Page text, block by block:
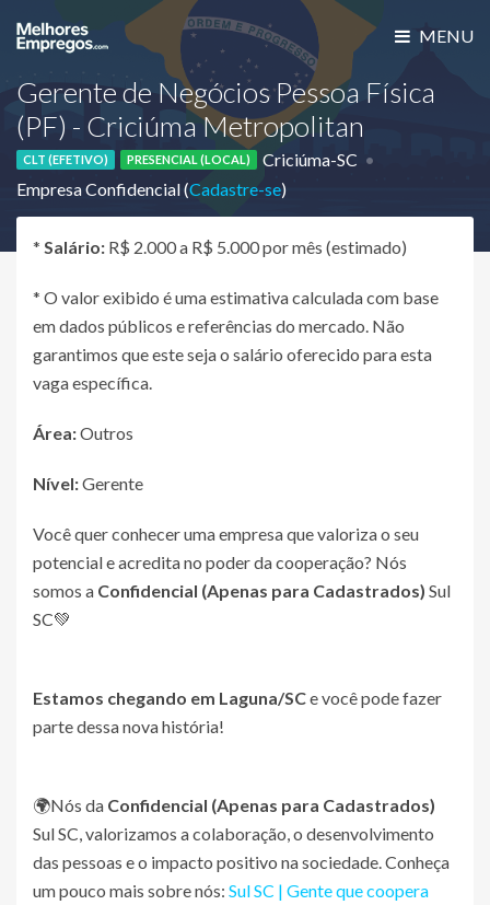
MENU
Gerente de Negócios Pessoa Física
(PF) - Criciúma Metropolitan
CLT (EFETIVO) PRESENCIAL (LOCAL)
Criciúma-SC
Empresa Confidencial (Cadastre-se)
* Salário: R$ 2.000 a R$ 5.000 por mês (estimado)
* O valor exibido é uma estimativa calculada com base
em dados públicos e referências do mercado. Não
garantimos que este seja o salário oferecido para esta
vaga específica.
Área:Outros
Nível:Gerente
Você quer conhecer uma empresa que valoriza o seu
potencial e acredita no poder da cooperação? Nós
somos a Confidencial (Apenas para Cadastrados) Sul
SC💚
Estamos chegando em Laguna/SCe você pode fazer
parte dessa nova história!
🌍Nós da Confidencial (Apenas para Cadastrados)
Sul SC, valorizamos a colaboração, o desenvolvimento
das pessoas e o impacto positivo na sociedade. Conheça
um pouco mais sobre nós: Sul SC | Gente que coopera